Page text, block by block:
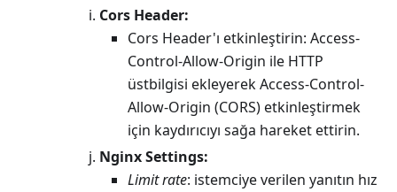
Cors Header:
Cors Header'ı etkinleştirin: Access-
Control-Allow-Origin ile HTTP
üstbilgisi ekleyerek Access-Control-
Allow-Origin (CORS) etkinleştirmek
için kaydırıcıyı sağa hareket ettirin.
Nginx Settings:
Limit rate: istemciye verilen yanıtın hız